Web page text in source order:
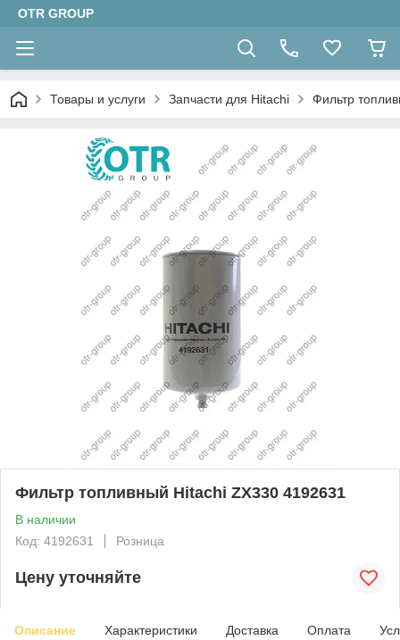
OTR GROUP
Товары и услуги Запчасти для Hitachi Фильтр
Фильтр топливный Hitachi ZX330 4192631
В наличии
Код: 4192631
Розница
Цену уточняйте
Описание Характеристики Доставка Оплата